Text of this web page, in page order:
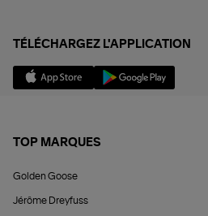
TÉLÉCHARGEZ L'APPLICATION
TOP MARQUES
Golden Goose
Jérôme Dreyfuss